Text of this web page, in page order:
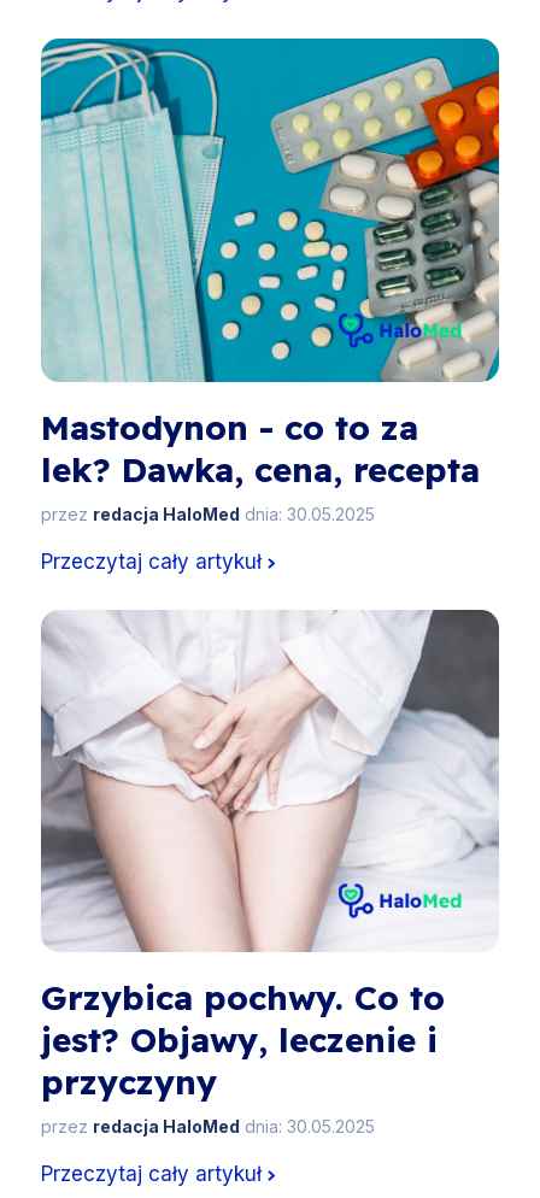
Mastodynon - co to za
lek? Dawka, cena, recepta
przez redacja HaloMed dnia: 30.05.2025
Przeczytaj cały artykuł
Grzybica pochwy. Co to
jest? Objawy, leczenie i
przyczyny
przez redacja HaloMed dnia: 30.05.2025
Przeczytaj cały artykuł